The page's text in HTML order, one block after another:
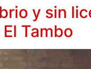
y sin
Tambo